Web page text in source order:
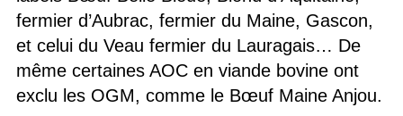
fermier d’Aubrac, fermier du Maine, Gascon,
et celui du Veau fermier du Lauragais… De
même certaines AOC en viande bovine ont
exclu les OGM, comme le Bœuf Maine Anjou.